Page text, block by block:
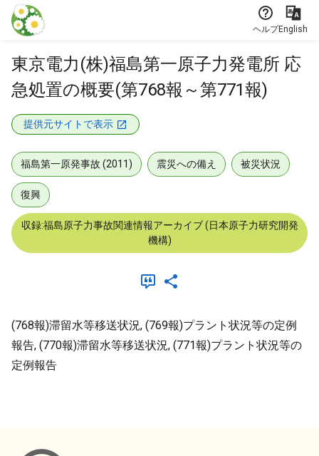
本文に飛ぶ
ヘルプEnglish
東京電力(株)福島第一原子力発電所 応
急処置の概要(第768報～第771報)
提供元サイトで表示
福島第一原発事故 (2011) 震災への備え 被災状況
復興
収録:福島原子力事故関連情報アーカイブ (日本原子力研究開発
機構)
(768報)滞留水等移送状況, (769報)プラント状況等の定例
報告, (770報)滞留水等移送状況, (771報)プラント状況等の
定例報告